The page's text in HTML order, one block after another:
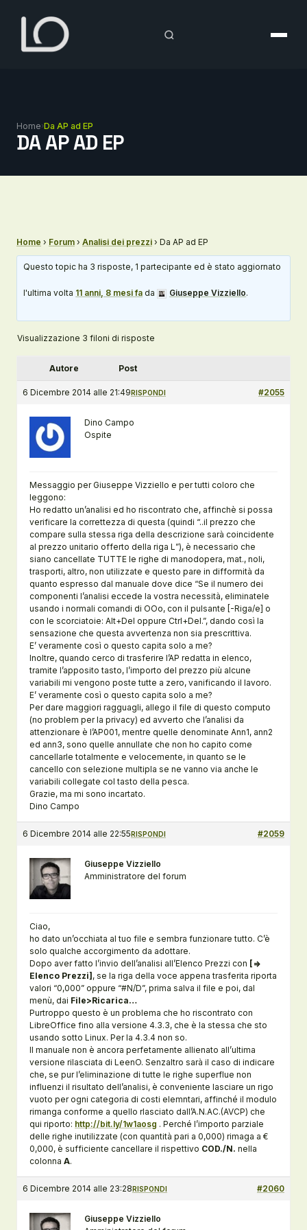
contenuto
Home›Da AP ad EP
DA AP AD EP
Home › Forum › Analisi dei prezzi › Da AP ad EP
Questo topic ha 3 risposte, 1 partecipante ed è stato aggiornato
l'ultima volta 11 anni, 8 mesi fa da Giuseppe Vizziello.
Visualizzazione 3 filoni di risposte
Autore Post
6 Dicembre 2014 alle 21:49 #2055
RISPONDI
Dino Campo
Ospite
Messaggio per Giuseppe Vizziello e per tutti coloro che
leggono:
Ho redatto un’analisi ed ho riscontrato che, affinchè si possa
verificare la correttezza di questa (quindi “..il prezzo che
compare sulla stessa riga della descrizione sarà coincidente
al prezzo unitario offerto della riga L”), è necessario che
siano cancellate TUTTE le righe di manodopera, mat., noli,
trasporti, altro, non utilizzate e questo pare in difformità da
quanto espresso dal manuale dove dice “Se il numero dei
componenti l’analisi eccede la vostra necessità, eliminatele
usando i normali comandi di OOo, con il pulsante [-Riga/e] o
con le scorciatoie: Alt+Del oppure Ctrl+Del.”, dando così la
sensazione che questa avvertenza non sia prescrittiva.
E’ veramente così o questo capita solo a me?
Inoltre, quando cerco di trasferire l’AP redatta in elenco,
tramite l’apposito tasto, l’importo del prezzo più alcune
variabili mi vengono poste tutte a zero, vanificando il lavoro.
E’ veramente così o questo capita solo a me?
Per dare maggiori ragguagli, allego il file di questo computo
(no problem per la privacy) ed avverto che l’analisi da
attenzionare è l’AP001, mentre quelle denominate Ann1, ann2
ed ann3, sono quelle annullate che non ho capito come
cancellarle totalmente e velocemente, in quanto se le
cancello con selezione multipla se ne vanno via anche le
variabili collegate col tasto della pesca.
Grazie, ma mi sono incartato.
Dino Campo
6 Dicembre 2014 alle 22:55 #2059
RISPONDI
Giuseppe Vizziello
Amministratore del forum
Ciao,
ho dato un’occhiata al tuo file e sembra funzionare tutto. C’è
solo qualche accorgimento da adottare.
Dopo aver fatto l’invio dell’analisi all’Elenco Prezzi con [=>
Elenco Prezzi] , se la riga della voce appena trasferita riporta
valori “0,000” oppure “#N/D”, prima salva il file e poi, dal
menù, dai File>Ricarica…
Purtroppo questo è un problema che ho riscontrato con
LibreOffice fino alla versione 4.3.3, che è la stessa che sto
usando sotto Linux. Per la 4.3.4 non so.
Il manuale non è ancora perfetamente allienato all’ultima
versione rilasciata di LeenO. Senzaltro sarà il caso di indicare
che, se pur l’eliminazione di tutte le righe superflue non
influenzi il risultato dell’analisi, è conveniente lasciare un rigo
vuoto per ogni categoria di costi elemntari, affinché il modulo
rimanga conforme a quello rlasciato dall’A.N.AC.(AVCP) che
qui riporto: http://bit.ly/1w1aosg . Perché l’importo parziale
delle righe inutilizzate (con quantità pari a 0,000) rimaga a €
0,000, è sufficiente cancellare il rispettivo COD./N. nella
colonna A.
6 Dicembre 2014 alle 23:28 #2060
RISPONDI
Giuseppe Vizziello